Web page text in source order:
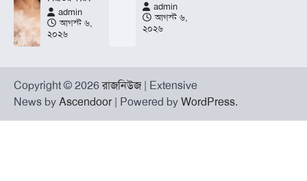
admin
আগস্ট ৬,
২০২৬
admin
আগস্ট ৬,
২০২৬
Copyright © 2026রাজনিউজ| Extensive
News by Ascendoor| Powered by WordPress.